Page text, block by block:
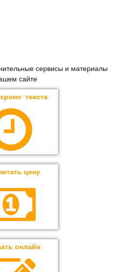
сервисы и материалы
сайте
текста
цену
онлайн